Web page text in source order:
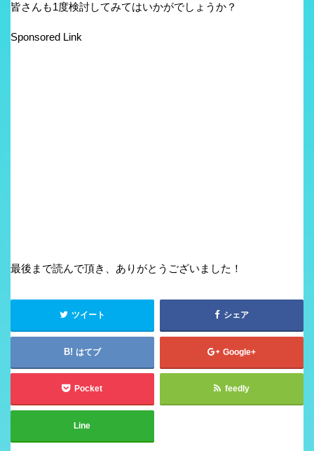
皆さんも1度検討してみてはいかがでしょうか？
Sponsored Link
最後まで読んで頂き、ありがとうございました！
ツイート シェア
はてブ Google+
Pocket feedly
Line